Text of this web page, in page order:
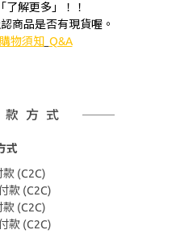
了解更多」！！
商品是否有現貨喔。
購物須知 Q&A
方式
式
(C2C)
款 (C2C)
(C2C)
款 (C2C)